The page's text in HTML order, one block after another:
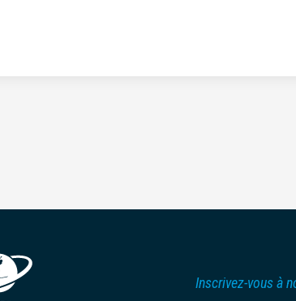
Inscrivez-vous à